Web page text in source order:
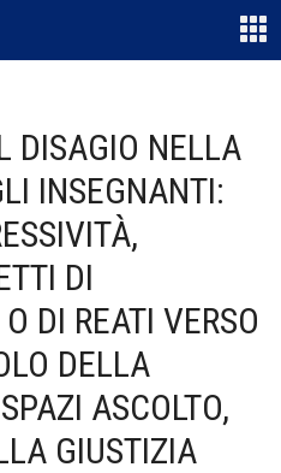
DISAGIO NELLA
INSEGNANTI:
DI
DI REATI VERSO
DELLA
ASCOLTO,
GIUSTIZIA